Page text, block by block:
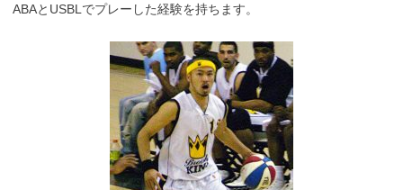
ABAとUSBLでプレーした経験を持ちます。